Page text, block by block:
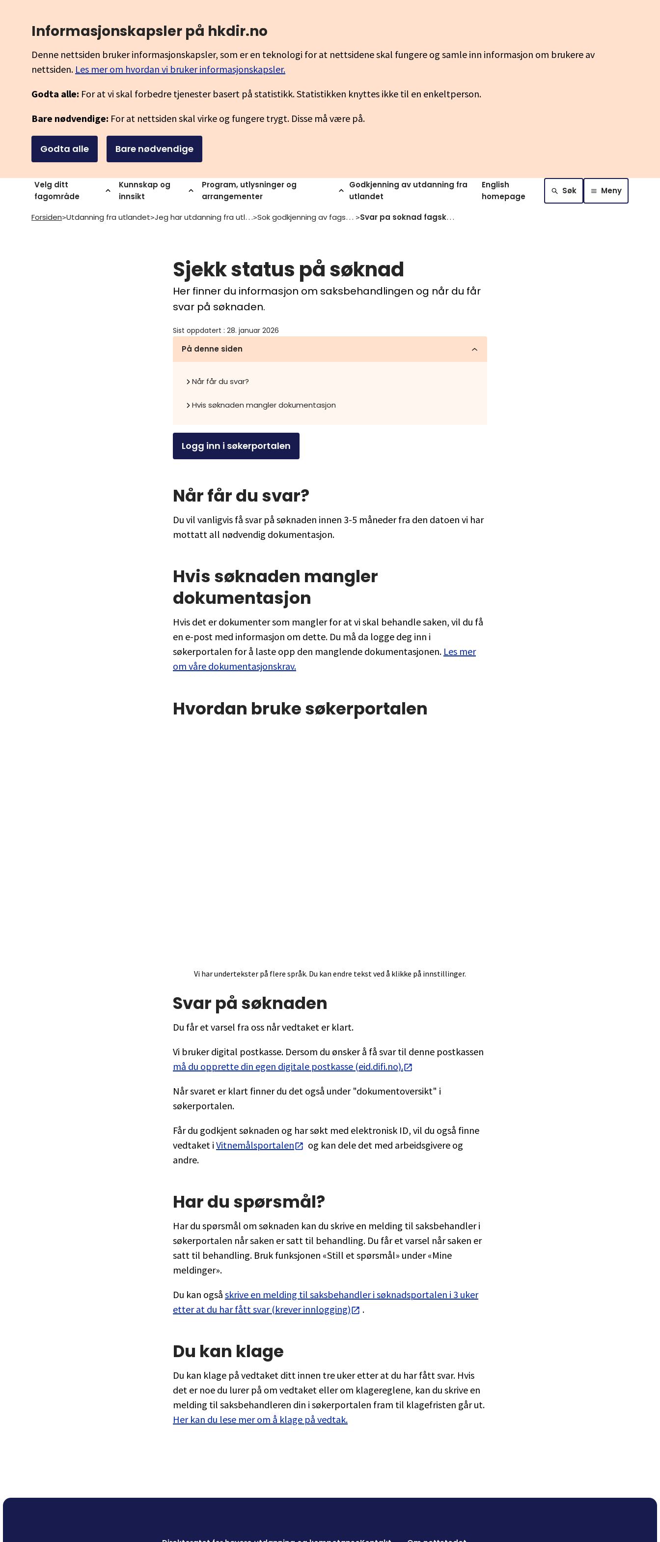
Informasjonskapsler på hkdir.no
Denne nettsiden bruker informasjonskapsler, som er en teknologi for at nettsidene skal fungere og samle inn informasjon om brukere av
nettsiden. Les mer om hvordan vi bruker informasjonskapsler.
Godta alle: For at vi skal forbedre tjenester basert på statistikk. Statistikken knyttes ikke til en enkeltperson.
Bare nødvendige: For at nettsiden skal virke og fungere trygt. Disse må være på.
Godta alle Bare nødvendige
Velg ditt
fagområde
Kunnskap og
innsikt
Program, utlysninger og
arrangementer
Godkjenning av utdanning fra
utlandet
English
homepage
Søk Meny
Forsiden>Utdanning fra utlandet> Jeg har utdanning fra utlandet> Sok godkjenning av fagskoleutdanning > Svar pa soknad fagskoleutdanning
Sjekk status på søknad
Her finner du informasjon om saksbehandlingen og når du får
svar på søknaden.
Sist oppdatert : 28. januar 2026
På denne siden
Når får du svar?
Hvis søknaden mangler dokumentasjon
Logg inn i søkerportalen
Når får du svar?
Du vil vanligvis få svar på søknaden innen 3-5 måneder fra den datoen vi har
mottatt all nødvendig dokumentasjon.
Hvis søknaden mangler
dokumentasjon
Hvis det er dokumenter som mangler for at vi skal behandle saken, vil du få
en e-post med informasjon om dette. Du må da logge deg inn i
søkerportalen for å laste opp den manglende dokumentasjonen. Les mer
om våre dokumentasjonskrav.
Hvordan bruke søkerportalen
Vi har undertekster på flere språk. Du kan endre tekst ved å klikke på innstillinger.
Svar på søknaden
Du får et varsel fra oss når vedtaket er klart.
Vi bruker digital postkasse. Dersom du ønsker å få svar til denne postkassen
må du opprette din egen digitale postkasse (eid.difi.no).
Når svaret er klart finner du det også under "dokumentoversikt" i
søkerportalen.
Får du godkjent søknaden og har søkt med elektronisk ID, vil du også finne
vedtaket i Vitnemålsportalen
og kan dele det med arbeidsgivere og
andre.
Har du spørsmål?
Har du spørsmål om søknaden kan du skrive en melding til saksbehandler i
søkerportalen når saken er satt til behandling. Du får et varsel når saken er
satt til behandling. Bruk funksjonen «Still et spørsmål» under «Mine
meldinger».
Du kan også skrive en melding til saksbehandler i søknadsportalen i 3 uker
etter at du har fått svar (krever innlogging)
.
Du kan klage
Du kan klage på vedtaket ditt innen tre uker etter at du har fått svar. Hvis
det er noe du lurer på om vedtaket eller om klagereglene, kan du skrive en
melding til saksbehandleren din i søkerportalen fram til klagefristen går ut.
Her kan du lese mer om å klage på vedtak.